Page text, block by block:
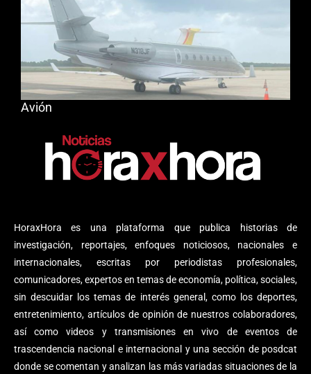
HoraxHora es una plataforma que publica historias de
investigación, reportajes, enfoques noticiosos, nacionales e
internacionales, escritas por periodistas profesionales,
comunicadores, expertos en temas de economía, política, sociales,
sin descuidar los temas de interés general, como los deportes,
entretenimiento, artículos de opinión de nuestros colaboradores,
así como videos y transmisiones en vivo de eventos de
trascendencia nacional e internacional y una sección de posdcat
donde se comentan y analizan las más variadas situaciones de la
Avión